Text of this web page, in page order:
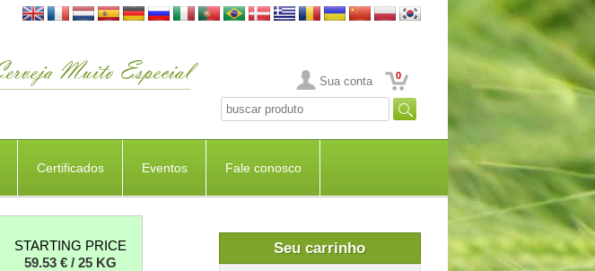
Sua conta 0
Certificados Eventos Fale conosco
Seu carrinho
STARTING PRICE
59.53 € / 25 KG